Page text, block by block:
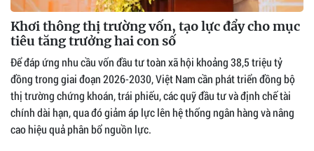
Khơi thông thị trường vốn, tạo lực đẩy cho mục
tiêu tăng trưởng hai con số
Để đáp ứng nhu cầu vốn đầu tư toàn xã hội khoảng 38,5 triệu tỷ
đồng trong giai đoạn 2026-2030, Việt Nam cần phát triển đồng bộ
thị trường chứng khoán, trái phiếu, các quỹ đầu tư và định chế tài
chính dài hạn, qua đó giảm áp lực lên hệ thống ngân hàng và nâng
cao hiệu quả phân bổ nguồn lực.